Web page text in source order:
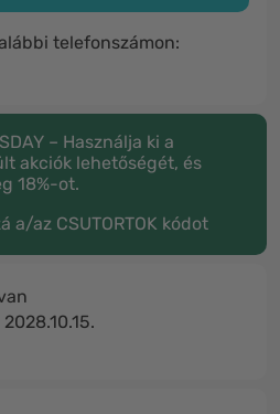
telefonszámon:
– Használja ki a
akciók lehetőségét, és
18%-ot.
a/az CSUTORTOK kódot
2028.10.15.